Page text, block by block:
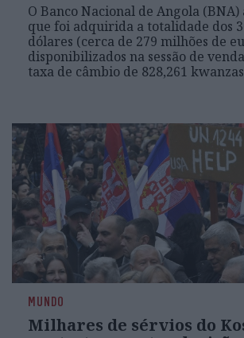
O Banco Nacional de Angola
que foi adquirida a totalidade dos
dólares (cerca de 279 milhões de
disponibilizados na sessão de
taxa de câmbio de 828,261
MUNDO
Milhares de sérvios do